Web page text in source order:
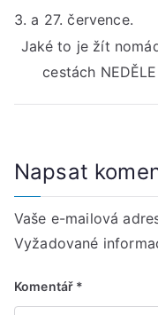
pro
příspěvek
3. a 27. července.
Jaké to je žít
cestách
Napsat
Vaše e-mailová
Vyžadované
Komentář *